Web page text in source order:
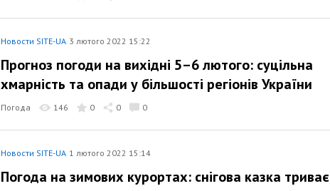
Новости SITE-UA 3 лютого 2022 15:22
Прогноз погоди на вихідні 5–6 лютого: суцільна
хмарність та опади у більшості регіонів України
Погода 146 0 0 0
Новости SITE-UA 1 лютого 2022 15:14
Погода на зимових курортах: снігова казка триває